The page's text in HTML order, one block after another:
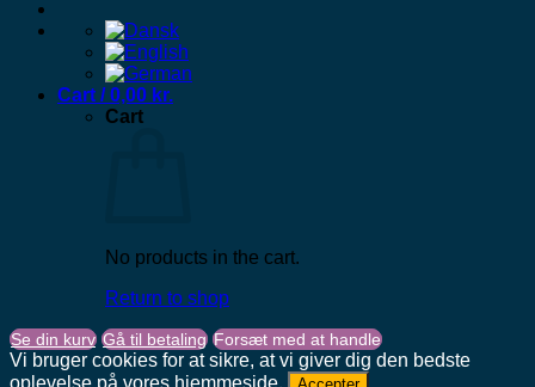
Cart /0,00 kr.
Cart
No products in the cart.
Return to shop
Se din kurv Gå til betaling Forsæt med at handle
Vi bruger cookies for at sikre, at vi giver dig den bedste
oplevelse på vores hjemmeside.